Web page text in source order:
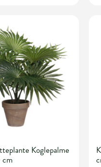
Koglepalme